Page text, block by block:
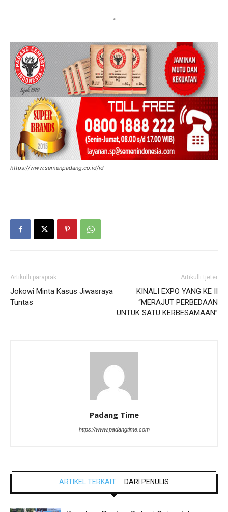
*
https://www.semenpadang.co.id/id
Artikulli paraprak
Jokowi Minta Kasus Jiwasraya
Tuntas
Artikulli tjetër
KINALI EXPO YANG KE II
“MERAJUT PERBEDAAN
UNTUK SATU KERBESAMAAN”
Padang Time
https://www.padangtime.com
ARTIKEL TERKAIT DARI PENULIS